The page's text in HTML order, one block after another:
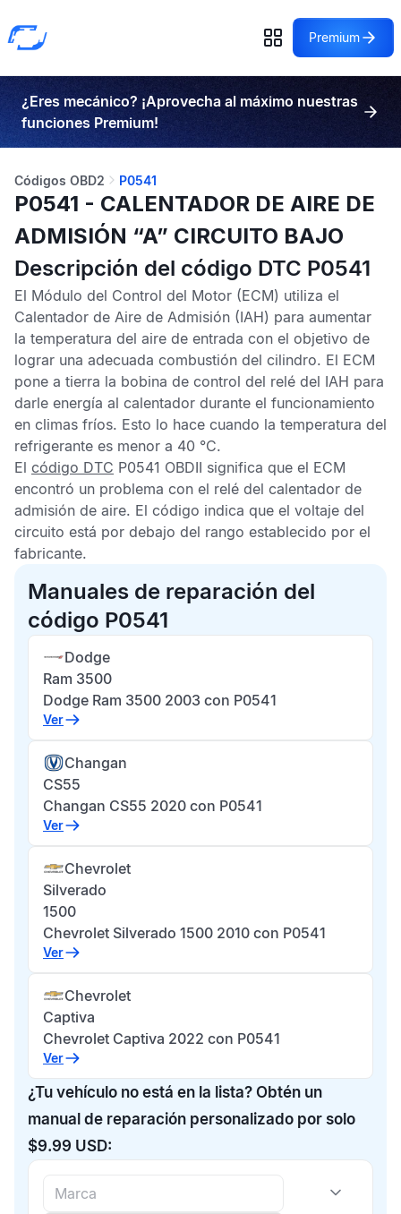
Premium
¿Eres mecánico? ¡Aprovecha al máximo nuestras
funciones Premium!
Códigos OBD2 P0541
P0541 - CALENTADOR DE AIRE DE
ADMISIÓN “A” CIRCUITO BAJO
Descripción del código DTC P0541
El Módulo del Control del Motor (ECM) utiliza el
Calentador de Aire de Admisión (IAH) para aumentar
la temperatura del aire de entrada con el objetivo de
lograr una adecuada combustión del cilindro. El ECM
pone a tierra la bobina de control del relé del IAH para
darle energía al calentador durante el funcionamiento
en climas fríos. Esto lo hace cuando la temperatura del
refrigerante es menor a 40 °C.
El código DTC P0541 OBDII significa que el ECM
encontró un problema con el relé del calentador de
admisión de aire. El código indica que el voltaje del
circuito está por debajo del rango establecido por el
fabricante.
Manuales de reparación del
código P0541
Dodge
Ram 3500
Dodge Ram 3500 2003 con P0541
Ver
Changan
CS55
Changan CS55 2020 con P0541
Ver
Chevrolet
Silverado
1500
Chevrolet Silverado 1500 2010 con P0541
Ver
Chevrolet
Captiva
Chevrolet Captiva 2022 con P0541
Ver
¿Tu vehículo no está en la lista? Obtén un
manual de reparación personalizado por solo
$9.99 USD: